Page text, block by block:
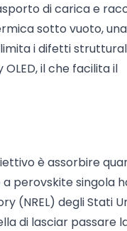
di carica e
sotto vuoto, una
i difetti
il che facilita il
è assorbire
perovskite singola
(NREL) degli Stati
di lasciar passare